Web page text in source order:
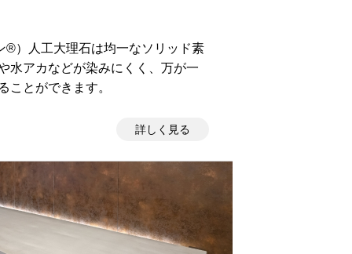
®︎）人工大理石は均一なソリッド素
水アカなどが染みにくく、万が一
ことができます。
詳しく見る